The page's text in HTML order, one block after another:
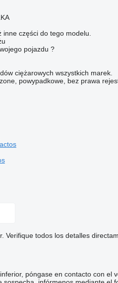
części do tego modelu.
pojazdu ?
ciężarowych wszystkich marek.
powypadkowe, bez prawa
Verifique todos los detalles
póngase en contacto con